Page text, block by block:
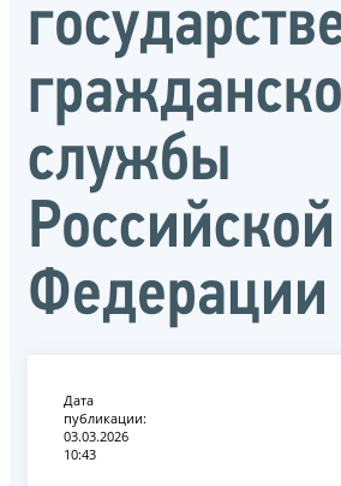
службы
Российской
Федерации
Дата
публикации:
03.03.2026
10:43